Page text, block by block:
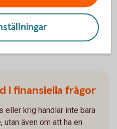
-
i finansiella frågor
eller krig handlar inte bara
utan även om att ha en